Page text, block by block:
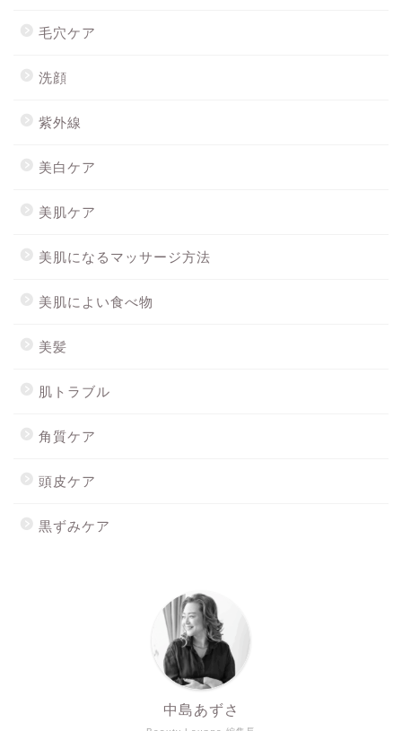
毛穴ケア
洗顔
紫外線
美白ケア
美肌ケア
美肌になるマッサージ方法
美肌によい食べ物
美髪
肌トラブル
角質ケア
頭皮ケア
黒ずみケア
中島あずさ
Mionを購入する
スキンウォーターを購入す